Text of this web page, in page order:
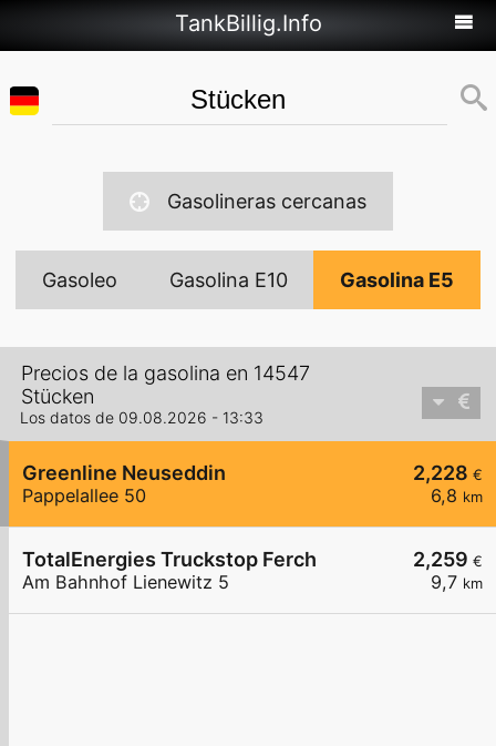
TankBillig.Info
Gasolineras cercanas
Gasoleo Gasolina E10 Gasolina E5
Precios de la gasolina en 14547
Stücken
Los datos de 09.08.2026 - 13:33
2,228 €
6,8 km
Greenline Neuseddin
Pappelallee 50
2,259 €
9,7 km
TotalEnergies Truckstop Ferch
Am Bahnhof Lienewitz 5